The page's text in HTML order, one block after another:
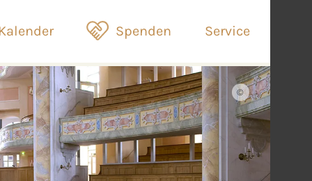
Spenden Service
©